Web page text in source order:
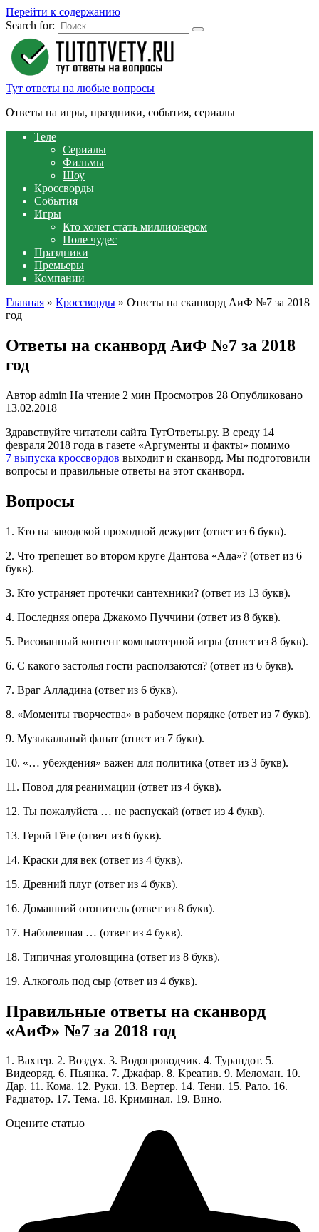
Перейти к содержанию
Search for:
Тут ответы на любые вопросы
Ответы на игры, праздники, события, сериалы
Теле
Сериалы
Фильмы
Шоу
Кроссворды
События
Игры
Кто хочет стать миллионером
Поле чудес
Праздники
Премьеры
Компании
Главная » Кроссворды » Ответы на сканворд АиФ №7 за 2018
год
Ответы на сканворд АиФ №7 за 2018
год
Автор admin На чтение 2 мин Просмотров 28 Опубликовано
13.02.2018
Здравствуйте читатели сайта ТутОтветы.ру. В среду 14
февраля 2018 года в газете «Аргументы и факты» помимо
7 выпуска кроссвордов выходит и сканворд. Мы подготовили
вопросы и правильные ответы на этот сканворд.
Вопросы
1. Кто на заводской проходной дежурит (ответ из 6 букв).
2. Что трепещет во втором круге Дантова «Ада»? (ответ из 6
букв).
3. Кто устраняет протечки сантехники? (ответ из 13 букв).
4. Последняя опера Джакомо Пуччини (ответ из 8 букв).
5. Рисованный контент компьютерной игры (ответ из 8 букв).
6. С какого застолья гости расползаются? (ответ из 6 букв).
7. Враг Алладина (ответ из 6 букв).
8. «Моменты творчества» в рабочем порядке (ответ из 7 букв).
9. Музыкальный фанат (ответ из 7 букв).
10. «… убеждения» важен для политика (ответ из 3 букв).
11. Повод для реанимации (ответ из 4 букв).
12. Ты пожалуйста … не распускай (ответ из 4 букв).
13. Герой Гёте (ответ из 6 букв).
14. Краски для век (ответ из 4 букв).
15. Древний плуг (ответ из 4 букв).
16. Домашний отопитель (ответ из 8 букв).
17. Наболевшая … (ответ из 4 букв).
18. Типичная уголовщина (ответ из 8 букв).
19. Алкоголь под сыр (ответ из 4 букв).
Правильные ответы на сканворд
«АиФ» №7 за 2018 год
1. Вахтер. 2. Воздух. 3. Водопроводчик. 4. Турандот. 5.
Видеоряд. 6. Пьянка. 7. Джафар. 8. Креатив. 9. Меломан. 10.
Дар. 11. Кома. 12. Руки. 13. Вертер. 14. Тени. 15. Рало. 16.
Радиатор. 17. Тема. 18. Криминал. 19. Вино.
Оцените статью